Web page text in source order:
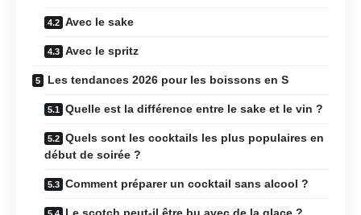
Avec le sake
Avec le spritz
Les tendances 2026 pour les boissons en S
Quelle est la différence entre le sake et le vin ?
Quels sont les cocktails les plus populaires en
début de soirée ?
Comment préparer un cocktail sans alcool ?
Le scotch peut-il être bu avec de la glace ?